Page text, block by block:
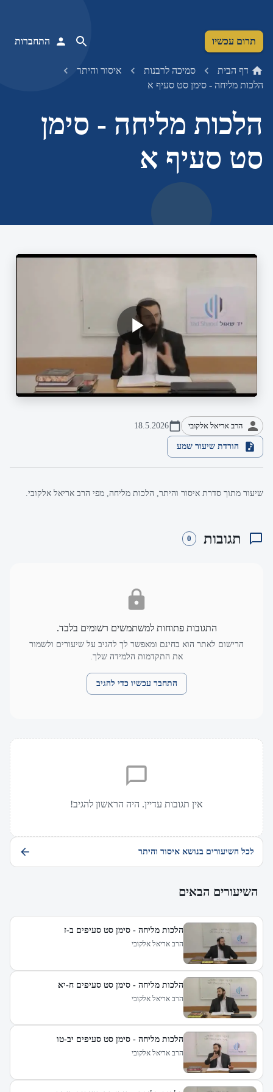
תרום עכשיו התחברות
דף הבית סמיכה לרבנות
איסור והיתר
הלכות מליחה - סימן סט סעיף א
הלכות מליחה - סימן
סט סעיף א
הרב אריאל אלקובי 18.5.2026
הורדת שיעור שמע
שיעור מתוך סדרת איסור והיתר, הלכות מליחה, מפי הרב אריאל אלקובי.
תגובות 0
התגובות פתוחות למשתמשים רשומים בלבד.
הרישום לאתר הוא בחינם ומאפשר לך להגיב על שיעורים ולשמור
את התקדמות הלמידה שלך.
התחבר עכשיו כדי להגיב
אין תגובות עדיין. היה הראשון להגיב!
לכל השיעורים בנושא איסור והיתר
השיעורים הבאים
הלכות מליחה - סימן סט סעיפים ב-ז
הרב אריאל אלקובי
הלכות מליחה - סימן סט סעיפים ח-יא
הרב אריאל אלקובי
הלכות מליחה - סימן סט סעיפים יב-טו
הרב אריאל אלקובי